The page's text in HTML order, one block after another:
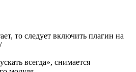
то следует включить плагин на
всегда», снимается